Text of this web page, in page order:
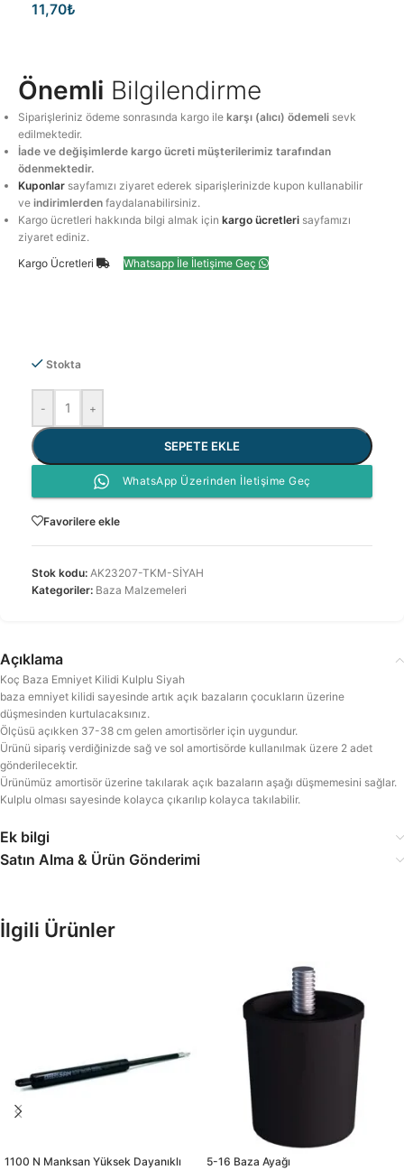
11,70₺
Önemli Bilgilendirme
Siparişleriniz ödeme sonrasında kargo ilekarşı (alıcı) ödemeli sevk
edilmektedir.
İade ve değişimlerde kargo ücreti müşterilerimiz tarafından
ödenmektedir.
Kuponlar sayfamızı ziyaret ederek siparişlerinizde kupon kullanabilir
veindirimlerden faydalanabilirsiniz.
Kargo ücretleri hakkında bilgi almak içinkargo ücretleri sayfamızı
ziyaret ediniz.
Kargo Ücretleri
Whatsapp İle İletişime Geç
Stokta
- +
SEPETE EKLE
WhatsApp Üzerinden İletişime Geç
Favorilere ekle
Stok kodu: AK23207-TKM-SİYAH
Kategoriler: Baza Malzemeleri
Açıklama
Koç Baza Emniyet Kilidi Kulplu Siyah
baza emniyet kilidi sayesinde artık açık bazaların çocukların üzerine
düşmesinden kurtulacaksınız.
Ölçüsü açıkken 37-38 cm gelen amortisörler için uygundur.
Ürünü sipariş verdiğinizde sağ ve sol amortisörde kullanılmak üzere 2 adet
gönderilecektir.
Ürünümüz amortisör üzerine takılarak açık bazaların aşağı düşmemesini sağlar.
Kulplu olması sayesinde kolayca çıkarılıp kolayca takılabilir.
Ek bilgi
Satın Alma & Ürün Gönderimi
İlgili Ürünler
1100 N Manksan Yüksek Dayanıklı
5-16 Baza Ayağı